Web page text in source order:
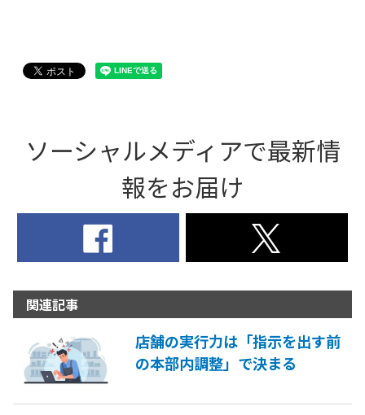
ソーシャルメディアで最新情
報をお届け
関連記事
店舗の実行力は「指示を出す前
の本部内調整」で決まる